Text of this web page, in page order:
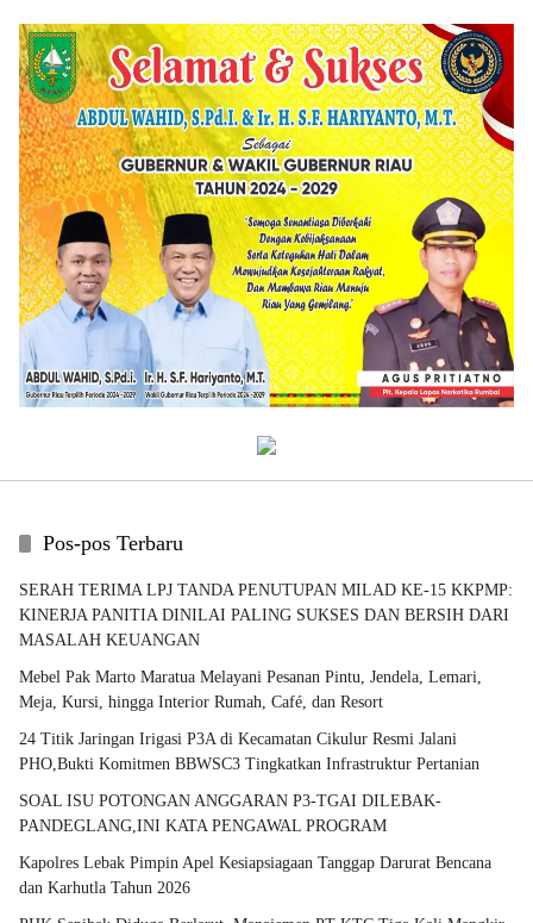
Pos-pos Terbaru
SERAH TERIMA LPJ TANDA PENUTUPAN MILAD KE-15 KKPMP:
KINERJA PANITIA DINILAI PALING SUKSES DAN BERSIH DARI
MASALAH KEUANGAN
Mebel Pak Marto Maratua Melayani Pesanan Pintu, Jendela, Lemari,
Meja, Kursi, hingga Interior Rumah, Café, dan Resort
24 Titik Jaringan Irigasi P3A di Kecamatan Cikulur Resmi Jalani
PHO,Bukti Komitmen BBWSC3 Tingkatkan Infrastruktur Pertanian
SOAL ISU POTONGAN ANGGARAN P3-TGAI DILEBAK-
PANDEGLANG,INI KATA PENGAWAL PROGRAM
Kapolres Lebak Pimpin Apel Kesiapsiagaan Tanggap Darurat Bencana
dan Karhutla Tahun 2026